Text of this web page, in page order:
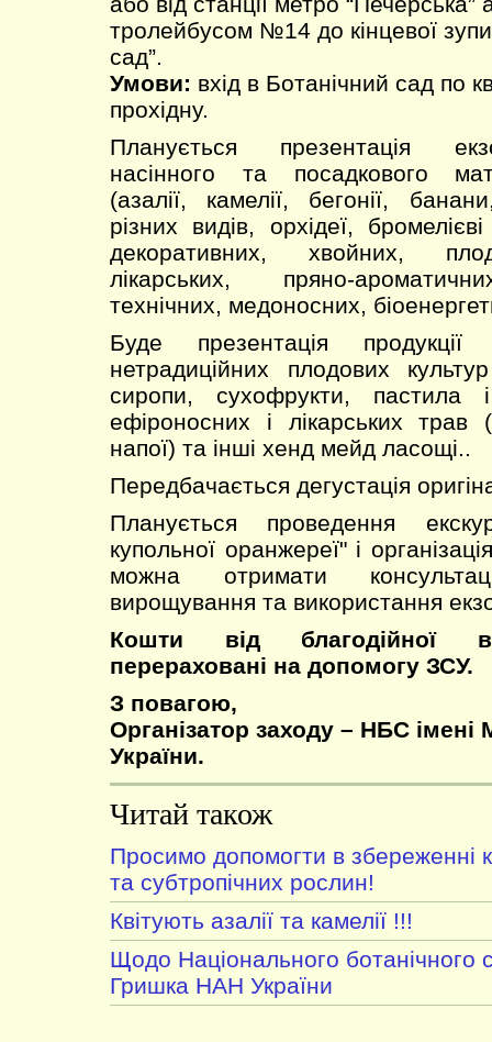
тролейбусом №14 до кінцевої
сад”.
Умови: вхід в Ботанічний сад по
прохідну.
Планується презентація
насінного та посадкового
(азалії, камелії, бегонії,
різних видів, орхідеї,
декоративних, хвойних,
лікарських, пряно-
технічних, медоносних,
Буде презентація
нетрадиційних плодових
сиропи, сухофрукти, пастила
ефіроносних і лікарських трав
напої) та інші хенд мейд ласощі..
Передбачається дегустація
Планується проведення
купольної оранжереї" і
можна отримати
вирощування та використання
Кошти від благодійної
перераховані на допомогу ЗСУ.
З повагою,
Організатор заходу – НБС
України.
Читай також
Просимо допомогти в збереженні
та субтропічних рослин!
Квітують азалії та камелії !!!
Щодо Національного ботанічного
Гришка НАН України